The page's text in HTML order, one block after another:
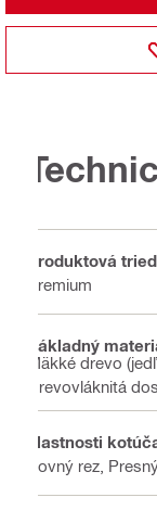
Produktová
Premium
Základný
Mäkké drevo
Drevovláknitá
Vlastnosti
Rovný rez,